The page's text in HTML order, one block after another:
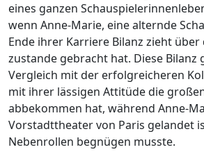
eines ganzen
wenn Anne-Marie, eine alternde
Ende ihrer Karriere Bilanz zieht über
zustande gebracht hat. Diese Bilanz
Vergleich mit der erfolgreicheren
mit ihrer lässigen Attitüde die
abbekommen hat, während Anne-
Vorstadttheater von Paris gelandet
Nebenrollen begnügen musste.